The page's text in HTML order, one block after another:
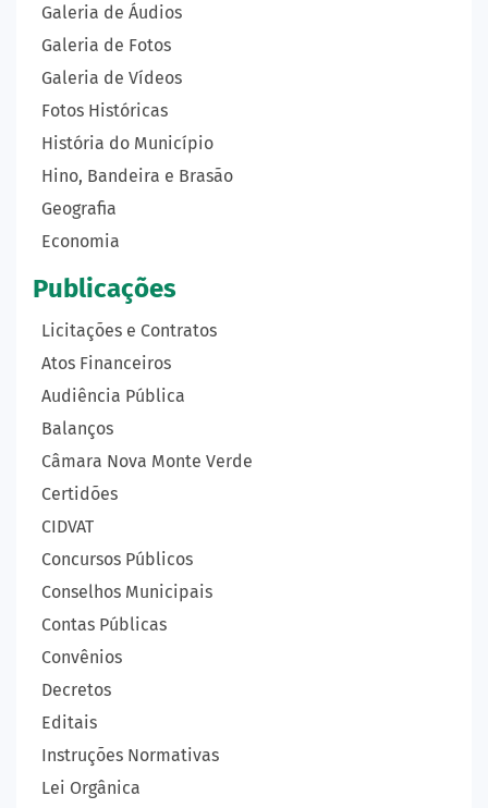
Galeria de Áudios
Galeria de Fotos
Galeria de Vídeos
Fotos Históricas
História do Município
Hino, Bandeira e Brasão
Geografia
Economia
Publicações
Licitações e Contratos
Atos Financeiros
Audiência Pública
Balanços
Câmara Nova Monte Verde
Certidões
CIDVAT
Concursos Públicos
Conselhos Municipais
Contas Públicas
Convênios
Decretos
Editais
Instruções Normativas
Lei Orgânica